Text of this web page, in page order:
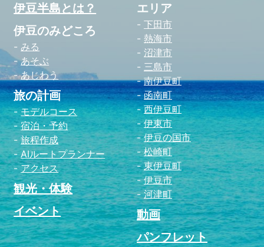
伊豆半島とは？
伊豆のみどころ
みる
あそぶ
あじわう
旅の計画
モデルコース
宿泊・予約
旅程作成
AIルートプランナー
アクセス
観光・体験
イベント
エリア
下田市
熱海市
沼津市
三島市
南伊豆町
函南町
西伊豆町
伊東市
伊豆の国市
松崎町
東伊豆町
伊豆市
河津町
動画
パンフレット